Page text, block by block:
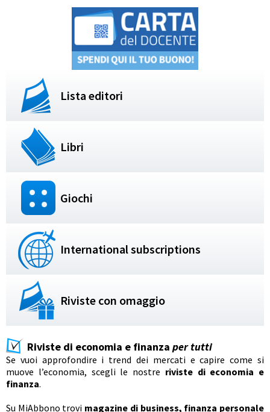
Lista editori
Libri
Giochi
International subscriptions
Riviste con omaggio
Riviste di economia e finanza per tutti
Se vuoi approfondire i trend dei mercati e capire come si
muove l’economia, scegli le nostre riviste di economia e
finanza.
Su MiAbbono trovi magazine di business, finanza personale